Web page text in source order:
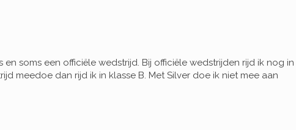
soms een officiële wedstrijd. Bij officiële wedstrijden rijd ik nog in
meedoe dan rijd ik in klasse B. Met Silver doe ik niet mee aan